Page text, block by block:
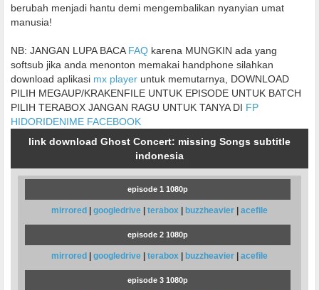
berubah menjadi hantu demi mengembalikan nyanyian umat
manusia!
NB: JANGAN LUPA BACA FAQ karena MUNGKIN ada yang
softsub jika anda menonton memakai handphone silahkan
download aplikasi mx player untuk memutarnya, DOWNLOAD
PILIH MEGAUP/KRAKENFILE UNTUK EPISODE UNTUK BATCH
PILIH TERABOX JANGAN RAGU UNTUK TANYA DI FP
HIDORIDENIME FACEBOOK
link download Ghost Concert: missing Songs subtitle
indonesia
episode 1 1080p
mirrored googledrive terabox buzzheavier acefile
episode 2 1080p
mirrored googledrive terabox buzzheavier acefile
episode 3 1080p